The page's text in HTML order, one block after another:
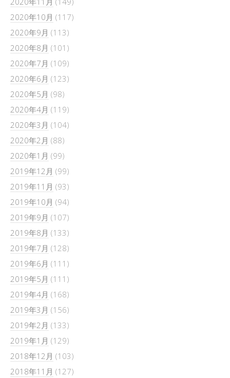
2020年10月 (117)
2020年9月 (113)
2020年8月 (101)
2020年7月 (109)
2020年6月 (123)
2020年5月 (98)
2020年4月 (119)
2020年3月 (104)
2020年2月 (88)
2020年1月 (99)
2019年12月 (99)
2019年11月 (93)
2019年10月 (94)
2019年9月 (107)
2019年8月 (133)
2019年7月 (128)
2019年6月 (111)
2019年5月 (111)
2019年4月 (168)
2019年3月 (156)
2019年2月 (133)
2019年1月 (129)
2018年12月 (103)
2018年11月 (127)